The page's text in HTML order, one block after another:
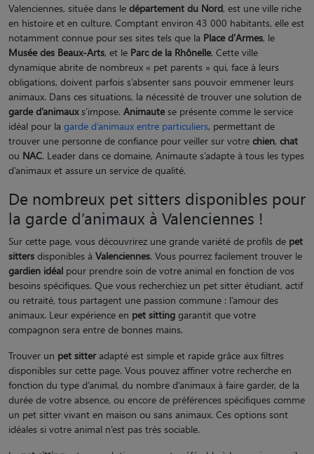
Valenciennes, située dans le département du Nord, est une ville riche
en histoire et en culture. Comptant environ 43 000 habitants, elle est
notamment connue pour ses sites tels que la Place d'Armes, le
Musée des Beaux-Arts, et le Parc de la Rhônelle. Cette ville
dynamique abrite de nombreux « pet parents » qui, face à leurs
obligations, doivent parfois s’absenter sans pouvoir emmener leurs
animaux. Dans ces situations, la nécessité de trouver une solution de
garde d’animauxs’impose. Animautese présente comme le service
idéal pour la garde d’animaux entre particuliers, permettant de
trouver une personne de confiance pour veiller sur votre chien, chat
ou NAC. Leader dans ce domaine, Animaute s’adapte à tous les types
d’animaux et assure un service de qualité.
De nombreux pet sitters disponibles pour
la garde d’animaux à Valenciennes !
Sur cette page, vous découvrirez une grande variété de profils de pet
sitters disponibles à Valenciennes. Vous pourrez facilement trouver le
gardien idéal pour prendre soin de votre animal en fonction de vos
besoins spécifiques. Que vous recherchiez un pet sitter étudiant, actif
ou retraité, tous partagent une passion commune : l’amour des
animaux. Leur expérience en pet sitting garantit que votre
compagnon sera entre de bonnes mains.
Trouver un pet sitteradapté est simple et rapide grâce aux filtres
disponibles sur cette page. Vous pouvez affiner votre recherche en
fonction du type d’animal, du nombre d’animaux à faire garder, de la
durée de votre absence, ou encore de préférences spécifiques comme
un pet sitter vivant en maison ou sans animaux. Ces options sont
idéales si votre animal n’est pas très sociable.